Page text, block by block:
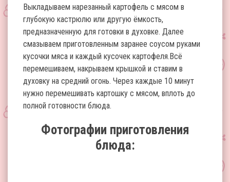
Выкладываем нарезанный картофель с мясом в
глубокую кастрюлю или другую ёмкость,
предназначенную для готовки в духовке. Далее
смазываем приготовленным заранее соусом руками
кусочки мяса и каждый кусочек картофеля.Всё
перемешиваем, накрываем крышкой и ставим в
духовку на средний огонь. Через каждые 10 минут
нужно перемешивать картошку с мясом, вплоть до
полной готовности блюда.
Фотографии приготовления
блюда: